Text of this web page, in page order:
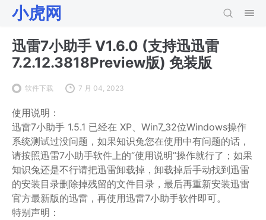
小虎网
迅雷7小助手 V1.6.0 (支持迅迅雷
7.2.12.3818Preview版) 免装版
软件下载 7 月 04, 2023
使用说明：
迅雷7小助手 1.5.1 已经在 XP、Win7_32位Windows操作
系统测试过没问题，如果知识兔您在使用中有问题的话，
请按照迅雷7小助手软件上的“使用说明”操作就行了；如果
知识兔还是不行请把迅雷卸载掉，卸载掉后手动找到迅雷
的安装目录删除掉残留的文件目录，最后再重新安装迅雷
官方最新版的迅雷，再使用迅雷7小助手软件即可。
特别声明：